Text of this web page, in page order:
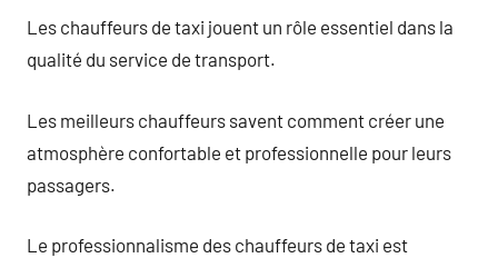
Les chauffeurs de taxi jouent un rôle essentiel dans la
qualité du service de transport.
Les meilleurs chauffeurs savent comment créer une
atmosphère confortable et professionnelle pour leurs
passagers.
Le professionnalisme des chauffeurs de taxi est